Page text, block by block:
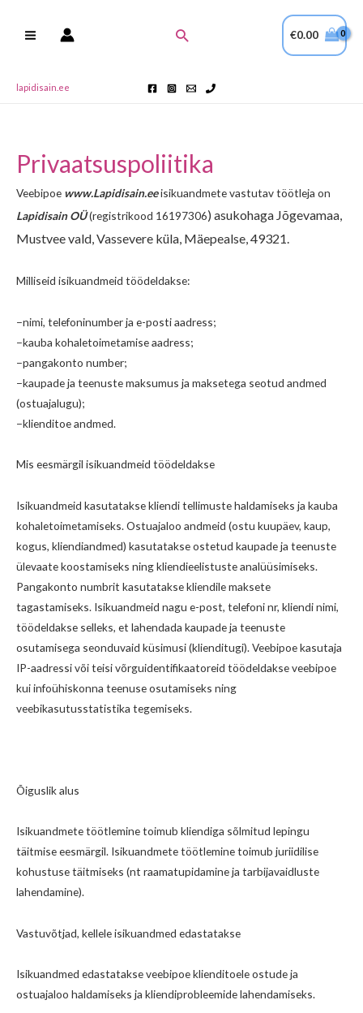
Search €0.00
lapidisain.ee
Privaatsuspoliitika
Veebipoe www.Lapidisain.eeisikuandmete vastutav töötleja on
Lapidisain OÜ(registrikood 16197306) asukohaga Jõgevamaa,
Mustvee vald, Vassevere küla, Mäepealse, 49321.
Milliseid isikuandmeid töödeldakse:
−nimi, telefoninumber ja e-posti aadress;
−kauba kohaletoimetamise aadress;
−pangakonto number;
−kaupade ja teenuste maksumus ja maksetega seotud andmed
(ostuajalugu);
−klienditoe andmed.
Mis eesmärgil isikuandmeid töödeldakse
Isikuandmeid kasutatakse kliendi tellimuste haldamiseks ja kauba
kohaletoimetamiseks. Ostuajaloo andmeid (ostu kuupäev, kaup,
kogus, kliendiandmed) kasutatakse ostetud kaupade ja teenuste
ülevaate koostamiseks ning kliendieelistuste analüüsimiseks.
Pangakonto numbrit kasutatakse kliendile maksete
tagastamiseks. Isikuandmeid nagu e-post, telefoni nr, kliendi nimi,
töödeldakse selleks, et lahendada kaupade ja teenuste
osutamisega seonduvaid küsimusi (klienditugi). Veebipoe kasutaja
IP-aadressi või teisi võrguidentifikaatoreid töödeldakse veebipoe
kui infoühiskonna teenuse osutamiseks ning
veebikasutusstatistika tegemiseks.
Õiguslik alus
Isikuandmete töötlemine toimub kliendiga sõlmitud lepingu
täitmise eesmärgil. Isikuandmete töötlemine toimub juriidilise
kohustuse täitmiseks (nt raamatupidamine ja tarbijavaidluste
lahendamine).
Vastuvõtjad, kellele isikuandmed edastatakse
Isikuandmed edastatakse veebipoe klienditoele ostude ja
ostuajaloo haldamiseks ja kliendiprobleemide lahendamiseks.